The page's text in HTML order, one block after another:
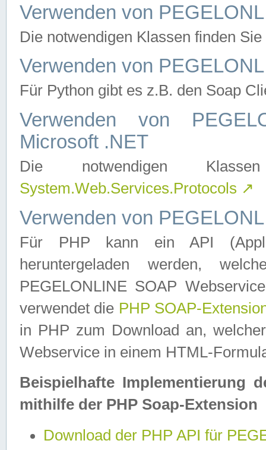
Verwenden von
Die notwendigen Klassen finden
Verwenden von
Für Python gibt es z.B. den Soap
Verwenden von
Microsoft .NET
Die notwendigen
System.Web.Services.Protocols ↗
Verwenden von
Für PHP kann ein API
heruntergeladen werden,
PEGELONLINE SOAP
verwendet die PHP SOAP-
in PHP zum Download an,
Webservice in einem HTML-
Beispielhafte Implementierung
mithilfe der PHP Soap-Extension
Download der PHP API für